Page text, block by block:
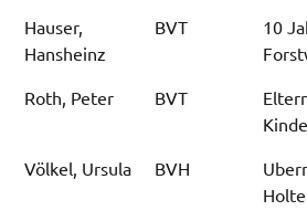
Hauser,
Hansheinz
BVT
10
Roth, Peter BVT
Völkel, Ursula BVH